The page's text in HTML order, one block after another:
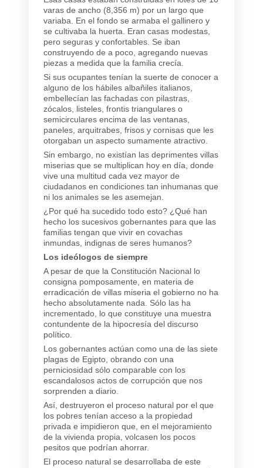
varas de ancho (8,356 m) por un largo que
variaba. En el fondo se armaba el gallinero y
se cultivaba la huerta. Eran casas modestas,
pero seguras y confortables. Se iban
construyendo de a poco, agregando nuevas
piezas a medida que la familia crecía.
Si sus ocupantes tenían la suerte de conocer a
alguno de los hábiles albañiles italianos,
embellecían las fachadas con pilastras,
zócalos, listeles, frontis triangulares o
semicirculares encima de las ventanas,
paneles, arquitrabes, frisos y cornisas que les
otorgaban un aspecto sumamente atractivo.
Sin embargo, no existían las deprimentes villas
miserias que se multiplican hoy en día, donde
vive una multitud cada vez mayor de
ciudadanos en condiciones tan inhumanas que
ni los animales se les asemejan.
¿Por qué ha sucedido todo esto? ¿Qué han
hecho los sucesivos gobernantes para que las
familias tengan que vivir en covachas
inmundas, indignas de seres humanos?
Los ideólogos de siempre
A pesar de que la Constitución Nacional lo
consigna pomposamente, en materia de
erradicación de villas miseria el gobierno no ha
hecho absolutamente nada. Sólo las ha
incrementado, lo que constituye una muestra
contundente de la hipocresía del discurso
político.
Los gobernantes actúan como una de las siete
plagas de Egipto, obrando con una
perniciosidad sólo comparable con los
escandalosos actos de corrupción que nos
sorprenden a diario.
Así, destruyeron el proceso natural por el que
los pobres tenían acceso a la propiedad
privada e impidieron que, en el mejoramiento
de la vivienda propia, volcasen los pocos
pesitos que podrían ahorrar.
El proceso natural se desarrollaba de este